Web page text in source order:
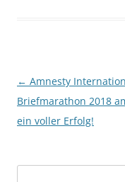
Beitragsnavigation
← Amnesty
Briefmarathon 2018
ein voller Erfolg!